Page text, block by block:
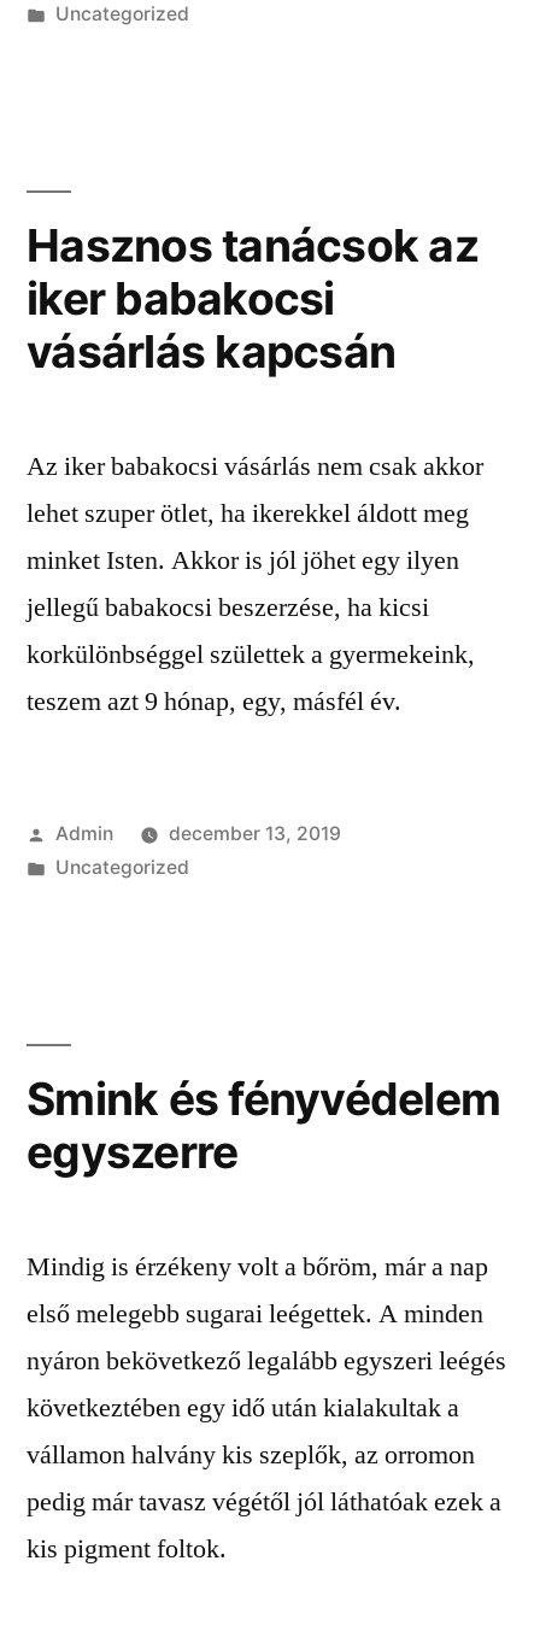
Kategória:
Uncategorized
Hasznos tanácsok az
iker babakocsi
vásárlás kapcsán
Az iker babakocsi vásárlás nem csak akkor
lehet szuper ötlet, ha ikerekkel áldott meg
minket Isten. Akkor is jól jöhet egy ilyen
jellegű babakocsi beszerzése, ha kicsi
korkülönbséggel születtek a gyermekeink,
teszem azt 9 hónap, egy, másfél év.
Szerző:
Admin
december 13, 2019
Kategória:
Uncategorized
Smink és fényvédelem
egyszerre
Mindig is érzékeny volt a bőröm, már a nap
első melegebb sugarai leégettek. A minden
nyáron bekövetkező legalább egyszeri leégés
következtében egy idő után kialakultak a
vállamon halvány kis szeplők, az orromon
pedig már tavasz végétől jól láthatóak ezek a
kis pigment foltok.